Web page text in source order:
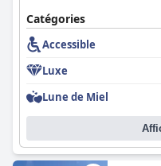
Catégories
Accessible
Luxe
Lune de Miel